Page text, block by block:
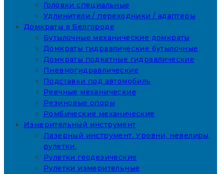
Головки специальные
Удлинители / переходники / адаптеры
Домкраты в Белгороде
Бутылочные механические домкраты
Домкраты гидравлические бутылочные
Домкраты подкатные гидравлические
Пневмогидравлические
Подставки под автомобиль
Реечные механические
Резиновые опоры
Ромбические механические
Измерительный инструмент
Лазерный инструмент. Уровни, невелиры,
рулетки.
Рулетки геодезические
Рулетки измерительные